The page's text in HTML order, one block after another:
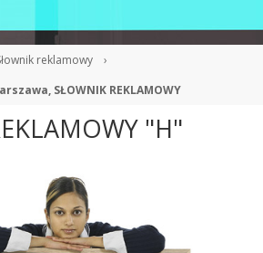
reklamowy
›
SŁOWNIK REKLAMOWY
"H"